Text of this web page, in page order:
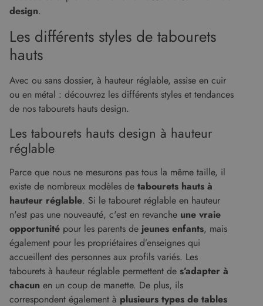
design.
Les différents styles de tabourets
hauts
Avec ou sans dossier, à hauteur réglable, assise en cuir
ou en métal : découvrez les différents styles et tendances
de nos tabourets hauts design.
Les tabourets hauts design à hauteur
réglable
Parce que nous ne mesurons pas tous la même taille, il
existe de nombreux modèles de tabourets hauts à
hauteur réglable. Si le tabouret réglable en hauteur
n'est pas une nouveauté, c'est en revanche une vraie
opportunité pour les parents de jeunes enfants, mais
également pour les propriétaires d’enseignes qui
accueillent des personnes aux profils variés. Les
tabourets à hauteur réglable permettent de s’adapter à
chacun en un coup de manette. De plus, ils
correspondent également à plusieurs types de tables
Les cookies strictement nécessaires habilitent
des fonctionnalités de base du site Web telles
correctement sans les cookies strictement
nécessaires.
Nom
Fournisseur
CookieScriptConsent
CookieScript
www.malouet.fr
semaines
Google Privacy Policy